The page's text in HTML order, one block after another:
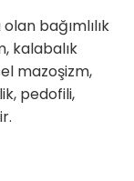
bağımlılık
kalabalık
mazoşizm,
pedofili,